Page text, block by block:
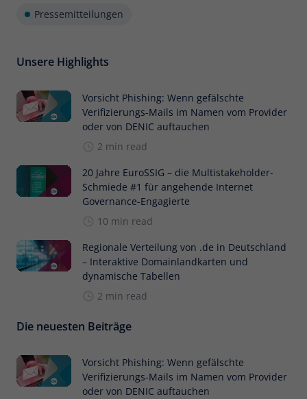
Pressemitteilungen
Unsere Highlights
Vorsicht Phishing: Wenn gefälschte
Verifizierungs-Mails im Namen vom Provider
oder von DENIC auftauchen
2 min read
20 Jahre EuroSSIG – die Multistakeholder-
Schmiede #1 für angehende Internet
Governance-Engagierte
10 min read
Regionale Verteilung von .de in Deutschland
– Interaktive Domainlandkarten und
dynamische Tabellen
2 min read
Die neuesten Beiträge
Vorsicht Phishing: Wenn gefälschte
Verifizierungs-Mails im Namen vom Provider
oder von DENIC auftauchen